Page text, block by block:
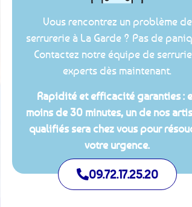
Vous rencontrez un problème de
serrurerie à La Garde ? Pas de
Contactez notre équipe de
experts dès maintenant.
Rapidité et efficacité garanties :
moins de 30 minutes, un de nos
qualifiés sera chez vous pour
votre urgence.
09.72.17.25.20